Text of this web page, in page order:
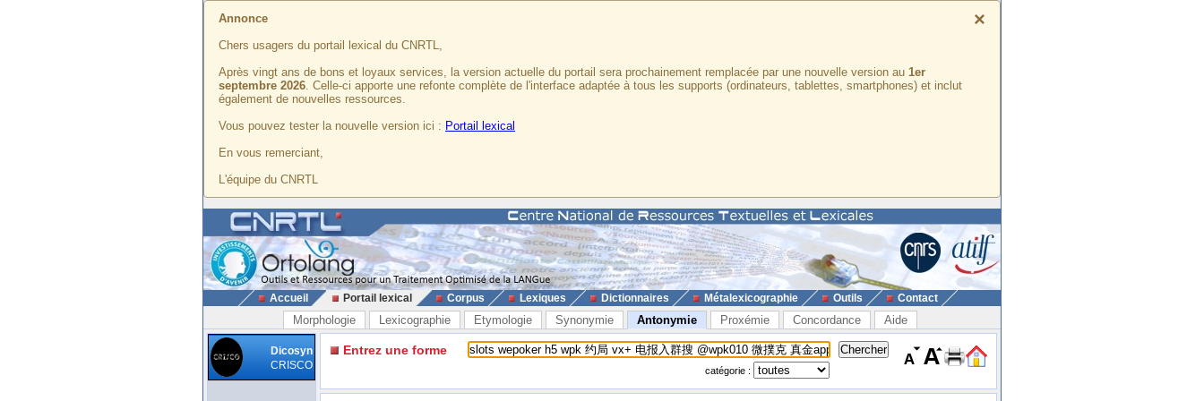
×
Annonce
Chers usagers du portail lexical du CNRTL,
Après vingt ans de bons et loyaux services, la version actuelle du portail sera prochainement remplacée par une nouvelle version au 1er
septembre 2026. Celle-ci apporte une refonte complète de l'interface adaptée à tous les supports (ordinateurs, tablettes, smartphones) et inclut
également de nouvelles ressources.
Vous pouvez tester la nouvelle version ici : Portail lexical
En vous remerciant,
L'équipe du CNRTL
Accueil Portail lexical Corpus Lexiques Dictionnaires Métalexicographie Outils Contact
Morphologie Lexicographie Etymologie Synonymie Antonymie Proxémie Concordance Aide
Dicosyn
CRISCO
Entrez une forme
catégorie :